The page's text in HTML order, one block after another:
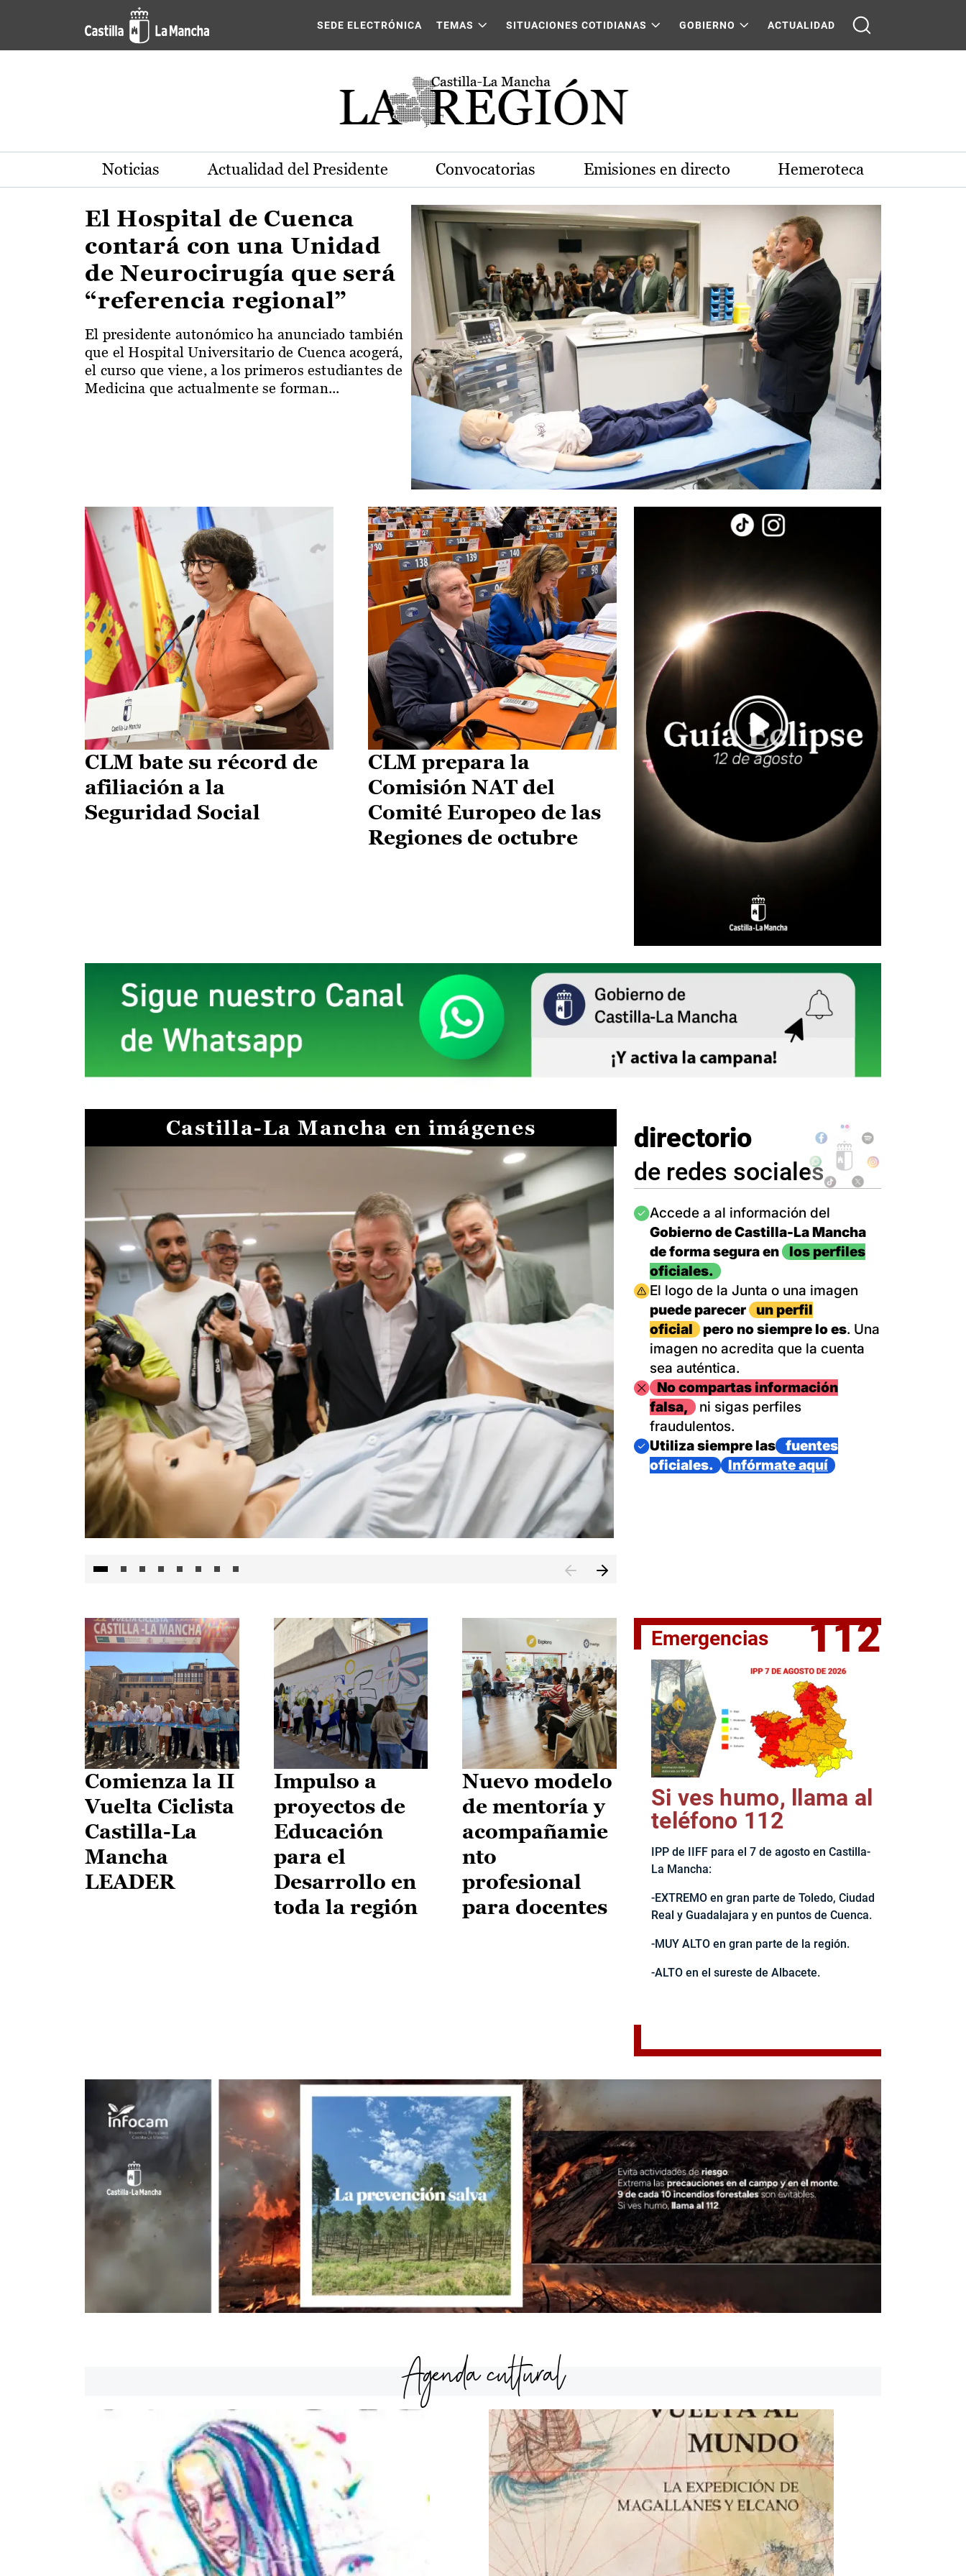
Pasar al contenido principal
Actualidad de la región de Castilla-La Mancha
SEDE ELECTRÓNICA TEMAS SITUACIONES COTIDIANAS GOBIERNO ACTUALIDAD
Noticias Actualidad del Presidente Convocatorias Emisiones en directo Hemeroteca
El Hospital de Cuenca
contará con una Unidad
de Neurocirugía que será
“referencia regional”
El presidente autonómico ha anunciado también
que el Hospital Universitario de Cuenca acogerá,
el curso que viene, a los primeros estudiantes de
Medicina que actualmente se forman...
CLM bate su récord de
afiliación a la
Seguridad Social
CLM prepara la
Comisión NAT del
Comité Europeo de las
Regiones de octubre
Castilla-La Mancha en imágenes
El jefe del Ejecutivo castellanomanchego, Emiliano García-
directorio
de redes sociales
Imagen
Accede a al información del
Gobierno de Castilla-La Mancha
de forma segura en
los perfiles
oficiales.
Imagen
El logo de la Junta o una imagen
puede parecer
un perfil
oficial
pero no siempre lo es. Una
imagen no acredita que la cuenta
sea auténtica.
ImagenNo compartas información
falsa,
ni sigas perfiles
fraudulentos.
Imagen
Utiliza siempre las
fuentes
oficiales.
Infórmate aquí
Comienza la II
Vuelta Ciclista
Castilla-La
Mancha
LEADER
Impulso a
proyectos de
Educación
para el
Desarrollo en
toda la región
Nuevo modelo
de mentoría y
acompañamie
nto
profesional
para docentes
Emergencias 112
Si ves humo, llama al
teléfono 112
IPP de IIFF para el 7 de agosto en Castilla-
La Mancha:
-EXTREMO en gran parte de Toledo, Ciudad
Real y Guadalajara y en puntos de Cuenca.
-MUY ALTO en gran parte de la región.
-ALTO en el sureste de Albacete.
Agenda cultural